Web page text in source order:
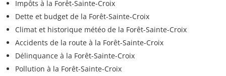
Impôts à la Forêt-Sainte-Croix
Dette et budget de la Forêt-Sainte-Croix
Climat et historique météo de la Forêt-Sainte-Croix
Accidents de la route à la Forêt-Sainte-Croix
Délinquance à la Forêt-Sainte-Croix
Pollution à la Forêt-Sainte-Croix